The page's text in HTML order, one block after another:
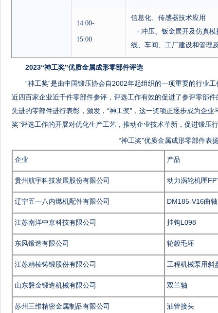
14:00-
15:00
信息化、传感器技术应用
-冲压、钣金展开及仿真
线、车间、工厂建设和管理
2023“神工奖”优质金属成形零部件评选
“神工奖”是由中国锻压协会自2002年起组织的一项重要的行业
近四百家企业近千件零部件参评，评选工作有效的促进了参评零部
先进的零部件进行表彰，颁发，“神工奖”，这一奖项正逐步成为企业
奖”评选工作的开展对优化生产工艺，推动企业技术革新，促进锻压
“神工奖”优质金属成形零部件表
企业 产品
贵州航宇科技发展股份有限公司 动力涡轮机匣
辽宁五一八内燃机配件有限公司 DM185-V16曲轴
江苏南洋中京科技有限公司 挂钩L098
东风锻造有限公司 轮毂毛坯
江苏精棱铸锻股份有限公司 工程机械泵用斜
山东磐金锻造机械有限公司 双兰轴
苏州三维精密金属制品有限公司 油管接头